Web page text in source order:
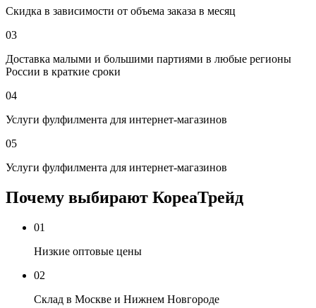
Скидка в зависимости от объема заказа в месяц
03
Доставка малыми и большими партиями в любые регионы
России в краткие сроки
04
Услуги фулфилмента для интернет-магазинов
05
Услуги фулфилмента для интернет-магазинов
Почему выбирают КореаТрейд
01
Низкие оптовые цены
02
Склад в Москве и Нижнем Новгороде